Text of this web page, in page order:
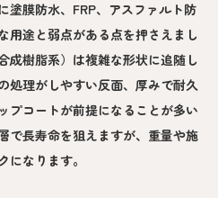
塗膜防水、FRP、アスファルト防
用途と弱点がある点を押さえまし
成樹脂系）は複雑な形状に追随し
処理がしやすい反面、厚みで耐久
プコートが前提になることが多い
で長寿命を狙えますが、重量や施
なります。